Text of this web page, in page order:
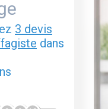
3 devis
dans